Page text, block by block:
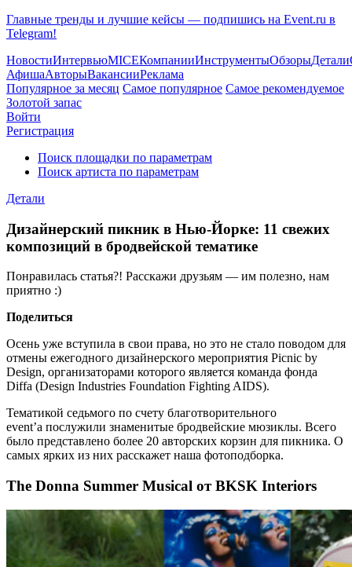
Главные тренды и лучшие кейсы — подпишись на Event.ru в
Telegram!
НовостиИнтервьюMICEКомпанииИнструментыОбзорыДетали
АфишаАвторыВакансииРеклама
Популярное за месяц Самое популярное Самое рекомендуемое
Золотой запас
Войти
Регистрация
Поиск площадки по параметрам
Поиск артиста по параметрам
Детали
Дизайнерский пикник в Нью-Йорке: 11 свежих
композиций в бродвейской тематике
Понравилась статья?! Расскажи друзьям — им полезно, нам
приятно :)
Поделиться
Осень уже вступила в свои права, но это не стало поводом для
отмены ежегодного дизайнерского мероприятия Picnic by
Design, организаторами которого является команда фонда
Diffa (Design Industries Foundation Fighting AIDS).
Тематикой седьмого по счету благотворительного
event’а послужили знаменитые бродвейские мюзиклы. Всего
было представлено более 20 авторских корзин для пикника. О
самых ярких из них расскажет наша фотоподборка.
The Donna Summer Musical от BKSK Interiors